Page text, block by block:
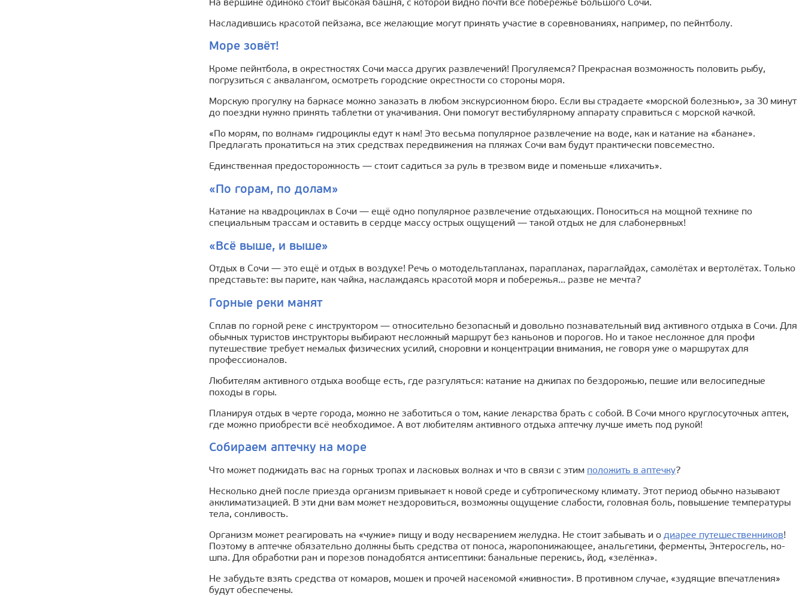
На вершине одиноко стоит высокая башня, с которой видно почти всё побережье Большого Сочи.
Насладившись красотой пейзажа, все желающие могут принять участие в соревнованиях, например, по пейнтболу.
Море зовёт!
Кроме пейнтбола, в окрестностях Сочи масса других развлечений! Прогуляемся? Прекрасная возможность половить рыбу,
погрузиться с аквалангом, осмотреть городские окрестности со стороны моря.
Морскую прогулку на баркасе можно заказать в любом экскурсионном бюро. Если вы страдаете «морской болезнью», за 30 минут
до поездки нужно принять таблетки от укачивания. Они помогут вестибулярному аппарату справиться с морской качкой.
«По морям, по волнам» гидроциклы едут к нам! Это весьма популярное развлечение на воде, как и катание на «банане».
Предлагать прокатиться на этих средствах передвижения на пляжах Сочи вам будут практически повсеместно.
Единственная предосторожность — стоит садиться за руль в трезвом виде и поменьше «лихачить».
«По горам, по долам»
Катание на квадроциклах в Сочи — ещё одно популярное развлечение отдыхающих. Поноситься на мощной технике по
специальным трассам и оставить в сердце массу острых ощущений — такой отдых не для слабонервных!
«Всё выше, и выше»
Отдых в Сочи — это ещё и отдых в воздухе! Речь о мотодельтапланах, парапланах, параглайдах, самолётах и вертолётах. Только
представьте: вы парите, как чайка, наслаждаясь красотой моря и побережья... разве не мечта?
Горные реки манят
Сплав по горной реке с инструктором — относительно безопасный и довольно познавательный вид активного отдыха в Сочи. Для
обычных туристов инструкторы выбирают несложный маршрут без каньонов и порогов. Но и такое несложное для профи
путешествие требует немалых физических усилий, сноровки и концентрации внимания, не говоря уже о маршрутах для
профессионалов.
Любителям активного отдыха вообще есть, где разгуляться: катание на джипах по бездорожью, пешие или велосипедные
походы в горы.
Планируя отдых в черте города, можно не заботиться о том, какие лекарства брать с собой. В Сочи много круглосуточных аптек,
где можно приобрести всё необходимое. А вот любителям активного отдыха аптечку лучше иметь под рукой!
Собираем аптечку на море
Что может поджидать вас на горных тропах и ласковых волнах и что в связи с этим положить в аптечку?
Несколько дней после приезда организм привыкает к новой среде и субтропическому климату. Этот период обычно называют
акклиматизацией. В эти дни вам может нездоровиться, возможны ощущение слабости, головная боль, повышение температуры
тела, сонливость.
Организм может реагировать на «чужие» пищу и воду несварением желудка. Не стоит забывать и о диарее путешественников!
Поэтому в аптечке обязательно должны быть средства от поноса, жаропонижающее, анальгетики, ферменты, Энтеросгель, но-
шпа. Для обработки ран и порезов понадобятся антисептики: банальные перекись, йод, «зелёнка».
Не забудьте взять средства от комаров, мошек и прочей насекомой «живности». В противном случае, «зудящие впечатления»
будут обеспечены.